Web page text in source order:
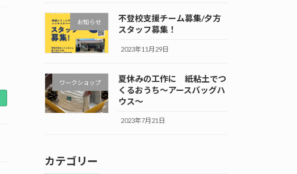
お知らせ
不登校支援チーム募集/夕方
スタッフ募集！
2023年11月29日
ワークショップ
夏休みの工作に 紙粘土でつ
くるおうち～アースバッグハ
ウス～
2023年7月21日
カテゴリー